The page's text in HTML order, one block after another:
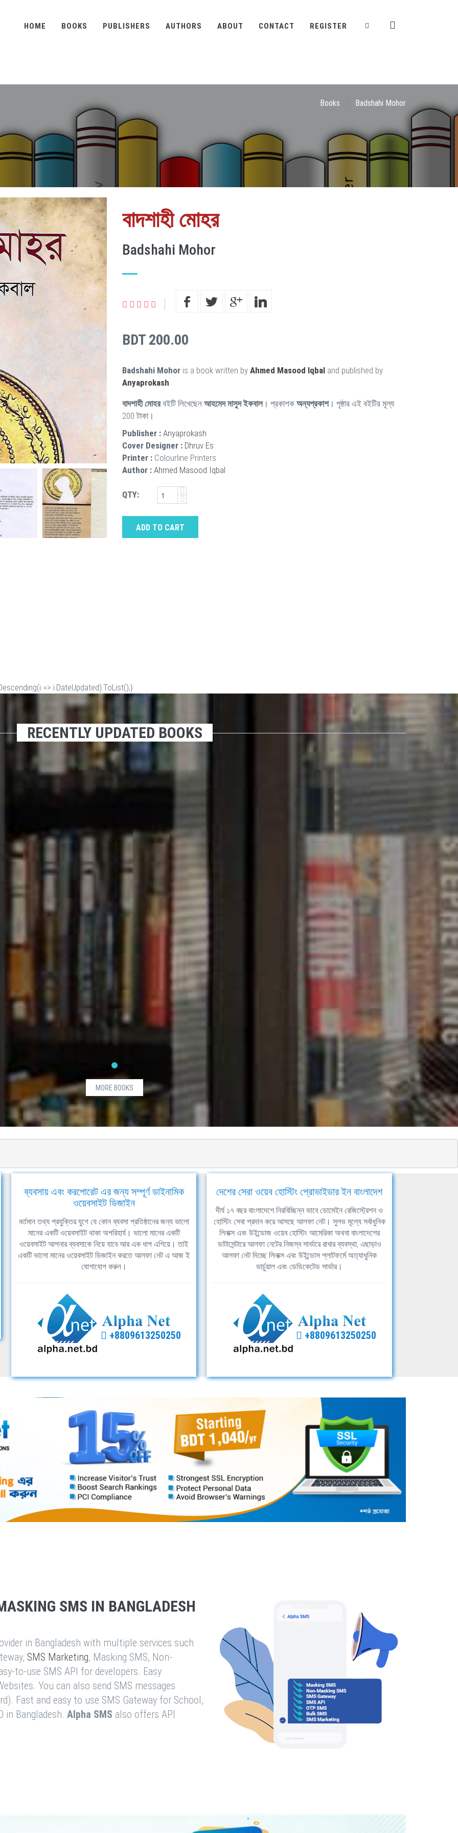
HOME BOOKS PUBLISHERS AUTHORS ABOUT CONTACT REGISTER
Books Badshahi Mohor
বাদশাহী মোহর
Badshahi Mohor
BDT 200.00
Badshahi Mohor is a book written by Ahmed Masood Iqbal and published by
Anyaprokash.
বাদশাহী মোহরবইটি লিখেছেন আহমেদ মাসুদ ইকবাল। প্রকাশক অন্যপ্রকাশ। পৃষ্ঠার এই বইটির মূল্য
200 টাকা।
Publisher : Anyaprokash
Cover Designer : Dhruv Es
Printer : Colourline Printers
Author : Ahmed Masood Iqbal
QTY:
ADD TO CART
=> i.DateUpdated).ToList();}
RECENTLY UPDATED BOOKS
MORE BOOKS
ব্যবসায় এবং করপোরেট এর জন্য সম্পূর্ণ ডাইনামিক
ওয়েবসাইট ডিজাইন
বর্তমান তথ্য প্রযুক্তির যুগে যে কোন ব্যবসা প্রতিষ্ঠানের জন্য ভালো
মানের একটি ওয়েবসাইট থাকা অপরিহার্য। ভালো মানের একটি
ওয়েবসাইট আপনার ব্যবসাকে নিয়ে যাবে আর এক ধাপ এগিয়ে। তাই
একটি ভালো মানের ওয়েবসাইট ডিজাইন করতে আলফা নেট এ আজ ই
যোগাযোগ করুন।
+8809613250250
দেশের সেরা ওয়েব হোস্টিং প্রোভাইডার ইন বাংলাদেশ
দীর্ঘ ১৭ বছর বাংলাদেশে নিরবিচ্ছিন্ন ভাবে ডোমেইন রেজিস্ট্রেশন ও
হোস্টিং সেবা প্রদান করে আসছে আলফা নেট। সুলভ মূল্যে সর্বাধুনিক
লিনাক্স এবং উইন্ডোজ ওয়েব হোস্টিং আমেরিকা অথবা বাংলাদেশের
ডাটাসেন্টারে আলফা নেটের নিজস্ব সার্ভারে রাখার ব্যবস্থা, এছাড়াও
আলফা নেট দিচ্ছে লিনাক্স এবং উইন্ডোস প্লাটফর্মে অত্যাধুনিক
ভার্চুয়াল এবং ডেডিকেটেড সার্ভার।
+8809613250250
SMS IN BANGLADESH
in Bangladesh with multiple services such
SMS Marketing, Masking SMS, Non-
to-use SMS API for developers. Easy
You can also send SMS messages
Fast and easy to use SMS Gateway for School,
in Bangladesh. Alpha SMS also offers API